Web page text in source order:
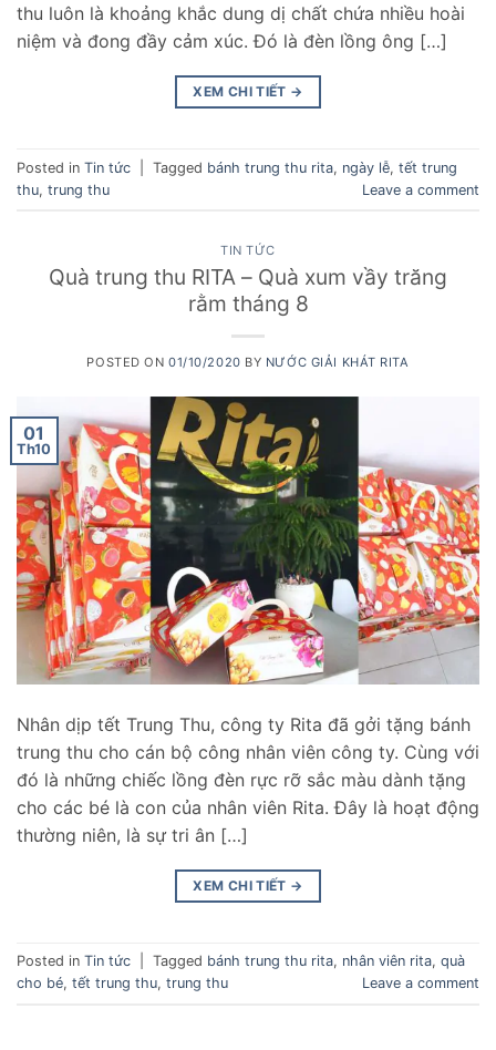
thu luôn là khoảng khắc dung dị chất chứa nhiều hoài
niệm và đong đầy cảm xúc. Đó là đèn lồng ông […]
XEM CHI TIẾT →
Posted in Tin tức Tagged bánh trung thu rita, ngày lễ, tết trung
thu, trung thu Leave a comment
TIN TỨC
Quà trung thu RITA – Quà xum vầy trăng
rằm tháng 8
POSTED ON01/10/2020 BY NƯỚC GIẢI KHÁT RITA
01
Th10
Nhân dịp tết Trung Thu, công ty Rita đã gởi tặng bánh
trung thu cho cán bộ công nhân viên công ty. Cùng với
đó là những chiếc lồng đèn rực rỡ sắc màu dành tặng
cho các bé là con của nhân viên Rita. Đây là hoạt động
thường niên, là sự tri ân […]
XEM CHI TIẾT →
Posted in Tin tức Tagged bánh trung thu rita, nhân viên rita, quà
cho bé, tết trung thu, trung thu Leave a comment